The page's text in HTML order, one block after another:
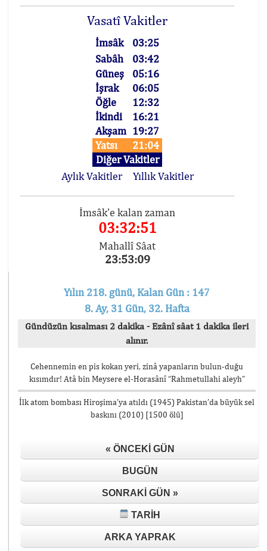
Vasatî Vakitler
İmsâk
03:25
Sabâh
03:42
Güneş
05:16
İşrak
06:05
Öğle
12:32
İkindi
16:21
Akşam 19:27
Yatsı
21:04
Diğer Vakitler
Aylık Vakitler
Yıllık Vakitler
İmsâk'e kalan zaman
03:32:50
Mahallî Sâat
23:53:10
Yılın 218. günü, Kalan Gün : 147
8. Ay, 31 Gün, 32. Hafta
Gündüzün kısalması 2 dakika - Ezânî sâat 1 dakika ileri
alınır.
Cehennemin en pis kokan yeri, zinâ yapanların bulun-duğu
kısımdır! Atâ bin Meysere el-Horasânî “Rahmetullahi aleyh”
İlk atom bombası Hiroşima’ya atıldı (1945) Pakistan’da büyük sel
baskını (2010) [1500 ölü]
« ÖNCEKI GÜN
BUGÜN
SONRAKI GÜN »
TARIH
ARKA YAPRAK